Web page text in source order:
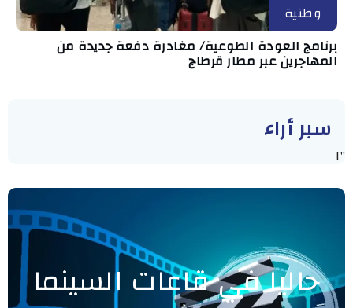
وطنية
برنامج العودة الطوعية/ مغادرة دفعة جديدة من
المهاجرين عبر مطار قرطاج
سبر أراء
"]
حاليا في قاعات السينما